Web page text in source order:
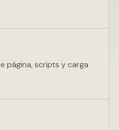
página, scripts y carga